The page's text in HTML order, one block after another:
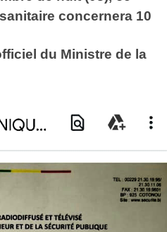
concernera 10
du Ministre de la